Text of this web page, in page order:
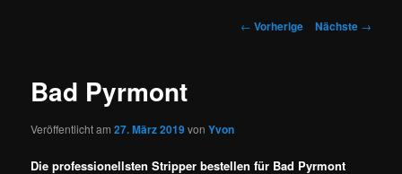
Artikelnavigation
← Vorherige Nächste →
Bad Pyrmont
Veröffentlicht am27. März 2019vonYvon
Die professionellsten Stripper bestellen für Bad Pyrmont